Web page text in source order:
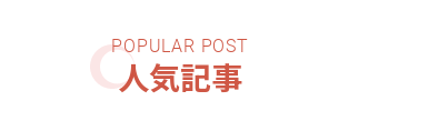
人気記事